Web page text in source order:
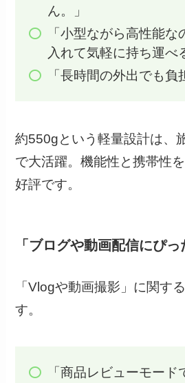
ん。」
「小型ながら高性能な
入れて気軽に持ち運べ
「長時間の外出でも負
約550gという軽量設計は、
で大活躍。機能性と携帯性
好評です。
「ブログや動画配信にぴっ
「Vlogや動画撮影」に関す
す。
「商品レビューモード